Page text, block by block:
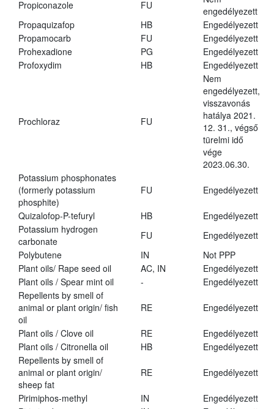
Propiconazole
FU
engedélyezett
Propaquizafop
HB
Engedélyezett
Propamocarb
FU
Engedélyezett
Prohexadione
PG
Engedélyezett
Profoxydim
HB Engedélyezett
Prochloraz FU
Nem
engedélyezett,
visszavonás
hatálya 2021.
12. 31., végső
türelmi idő
vége
2023.06.30.
Potassium phosphonates
(formerly potassium
phosphite)
FU Engedélyezett
Quizalofop-P-tefuryl HB
Engedélyezett
Potassium hydrogen
carbonate
FU
Engedélyezett
Polybutene
IN
Not PPP
Plant oils/ Rape seed oil
AC, IN
Engedélyezett
Plant oils / Spear mint oil
-
Engedélyezett
Repellents by smell of
animal or plant origin/ fish
oil
RE Engedélyezett
Plant oils / Clove oil RE
Engedélyezett
Plant oils / Citronella oil
HB
Engedélyezett
Repellents by smell of
animal or plant origin/
sheep fat
RE Engedélyezett
Pirimiphos-methyl IN
Engedélyezett